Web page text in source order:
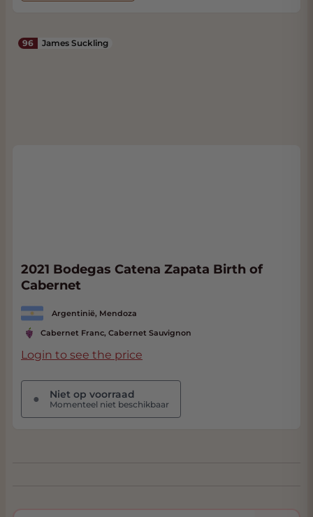
96 James Suckling
2021 Bodegas Catena Zapata Birth of
Cabernet
Argentinië, Mendoza
Cabernet Franc, Cabernet Sauvignon
Login to see the price
● Niet op voorraad
Momenteel niet beschikbaar